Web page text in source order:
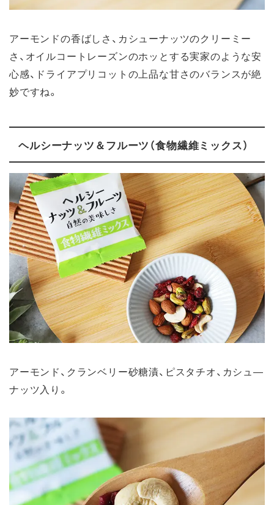
アーモンドの香ばしさ、カシューナッツのクリーミー
さ、オイルコートレーズンのホッとする実家のような安
心感、ドライアプリコットの上品な甘さのバランスが絶
妙ですね。
ヘルシーナッツ＆フルーツ（食物繊維ミックス）
アーモンド、クランベリー砂糖漬、ピスタチオ、カシュ―
ナッツ入り。